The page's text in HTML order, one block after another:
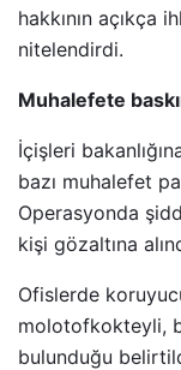
hakkının açıkça
nitelendirdi.
Muhalefete
İçişleri
bazı muhalefet
Operasyonda
kişi gözaltına
Ofislerde
molotofkokteyli,
bulunduğu